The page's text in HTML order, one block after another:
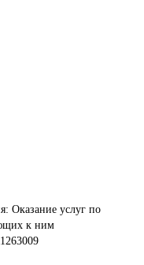
Оказание услуг по
к ним